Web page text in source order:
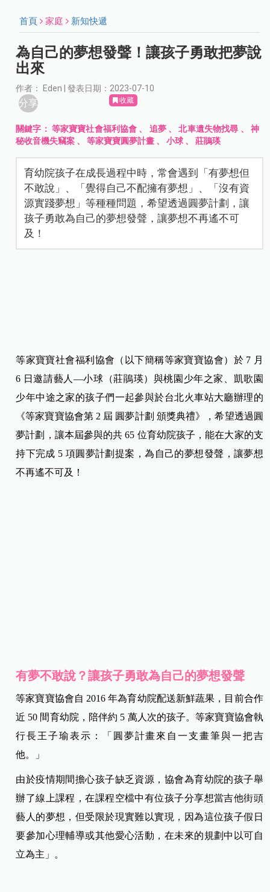
首頁 家庭 新知快遞
為自己的夢想發聲！讓孩子勇敢把夢說
出來
作者： Eden | 發表日期：2023-07-10
分享 收藏
關鍵字： 等家寶寶社會福利協會 、 追夢 、北車遺失物找尋 、 神
秘收音機失竊案 、等家寶寶圓夢計畫 、小球 、莊鵑瑛
育幼院孩子在成長過程中時，常會遇到「有夢想但
不敢說」、「覺得自己不配擁有夢想」、「沒有資
源實踐夢想」等種種問題，希望透過圓夢計劃，讓
孩子勇敢為自己的夢想發聲，讓夢想不再遙不可
及！
等家寶寶社會福利協會（以下簡稱等家寶寶協會）於 7 月
6 日邀請藝人—小球（莊鵑瑛）與桃園少年之家、凱歌園
少年中途之家的孩子們一起參與於台北火車站大廳辦理的
《等家寶寶協會第 2 屆 圓夢計劃 頒獎典禮》，希望透過圓
夢計劃，讓本屆參與的共 65 位育幼院孩子，能在大家的支
持下完成 5 項圓夢計劃提案，為自己的夢想發聲，讓夢想
不再遙不可及！
有夢不敢說？讓孩子勇敢為自己的夢想發聲
等家寶寶協會自 2016 年為育幼院配送新鮮蔬果，目前合作
近 50 間育幼院，陪伴約 5 萬人次的孩子。等家寶寶協會執
行長王子瑜表示：「圓夢計畫來自一支畫筆與一把吉
他。」
由於疫情期間擔心孩子缺乏資源，協會為育幼院的孩子舉
辦了線上課程，在課程空檔中有位孩子分享想當吉他街頭
藝人的夢想，但受限於現實難以實現，因為這位孩子假日
要參加心理輔導或其他愛心活動，在未來的規劃中以可自
立為主」。